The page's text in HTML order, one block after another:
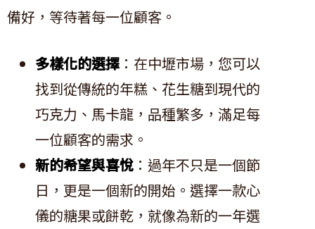
備好，等待著每一位顧客。
多樣化的選擇 ：在中壢市場，您可以
找到從傳統的年糕、花生糖到現代的
巧克力、馬卡龍，品種繁多，滿足每
一位顧客的需求。
新的希望與喜悅 ：過年不只是一個節
日，更是一個新的開始。選擇一款心
儀的糖果或餅乾，就像為新的一年選